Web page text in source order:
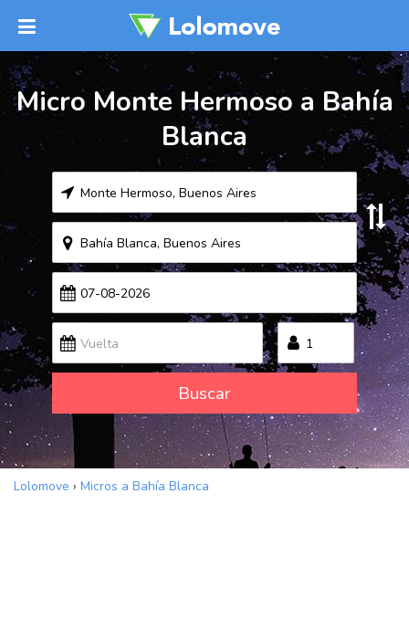
Micro Monte Hermoso a Bahía
Blanca
Buscar
Lolomove › Micros a Bahía Blanca